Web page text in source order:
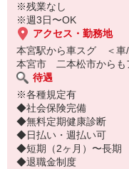
※残業なし
※週3日〜OK
アクセス・勤務地
本宮駅から車スグ ＜車/
本宮市 二本松市から
待遇
※各種規定有
◆社会保険完備
◆無料定期健康診断
◆日払い・週払い可
◆短期（2ヶ月）〜長期
◆退職金制度